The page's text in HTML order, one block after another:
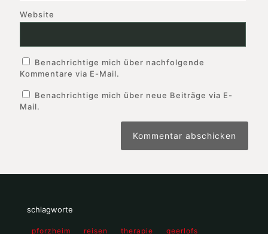
Website
Benachrichtige mich über nachfolgende
Kommentare via E-Mail.
Benachrichtige mich über neue Beiträge via E-
Mail.
schlagworte
pforzheim reisen therapie
geerlofs